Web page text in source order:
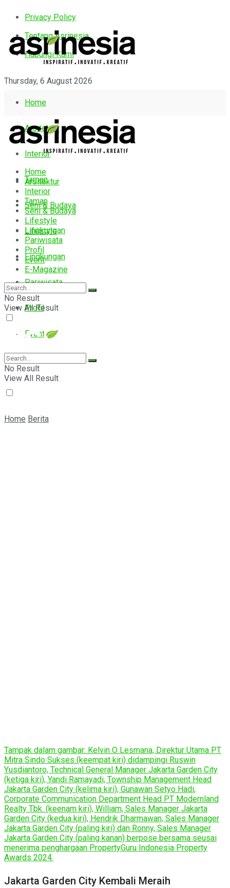
Privacy Policy
Tentang Asrinesia
Hubungi Kami
Thursday, 6 August 2026
Home
Arsitektur
Interior
Taman
Seni & Budaya
Lifestyle
Lingkungan
Pariwisata
Profil
Event
E-Magazine
Home
Arsitektur
Interior
Taman
Seni & Budaya
Lifestyle
Lingkungan
Pariwisata
Profil
Event
E-Magazine
No Result
View All Result
No Result
View All Result
Home Berita
Tampak dalam gambar: Kelvin O Lesmana, Direktur Utama PT
Mitra Sindo Sukses (keempat kiri) didampingi Ruswin
Yusdiantoro, Technical General Manager Jakarta Garden City
(ketiga kiri), Yandi Ramayadi, Township Management Head
Jakarta Garden City (kelima kiri), Gunawan Setyo Hadi,
Corporate Communication Department Head PT Modernland
Realty Tbk. (keenam kiri), William, Sales Manager Jakarta
Garden City (kedua kiri), Hendrik Dharmawan, Sales Manager
Jakarta Garden City (paling kiri) dan Ronny, Sales Manager
Jakarta Garden City (paling kanan) berpose bersama seusai
menerima penghargaan PropertyGuru Indonesia Property
Awards 2024.
Jakarta Garden City Kembali Meraih